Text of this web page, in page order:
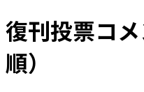
復刊投票コ
順）